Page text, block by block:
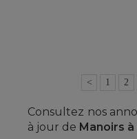
< 1 2
Consultez nos
à jour de Manoirs